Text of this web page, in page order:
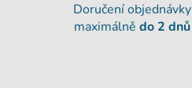
Doručení objednávky
maximálnědo 2 dnů